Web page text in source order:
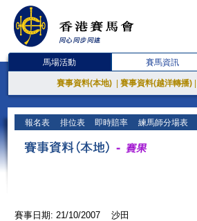
馬場活動 賽馬資訊
賽事資料(本地) 賽事資料(越洋轉播)
報名表 排位表 即時賠率 練馬師分場表
賽事日期: 21/10/2007 沙田